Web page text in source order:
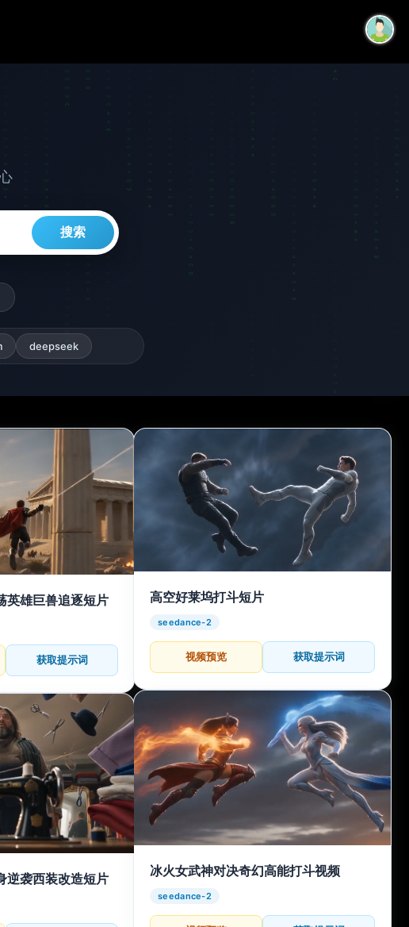
搜索
deepseek
英雄巨兽追逐短片
获取提示词
逆袭西装改造短片
高空好莱坞打斗短片
seedance-2
视频预览 获取提示词
冰火女武神对决奇幻高能打斗视频
seedance-2